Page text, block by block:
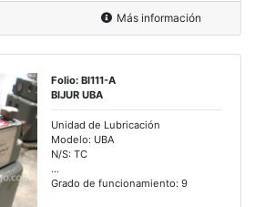
Más información
Folio: BI111-A
BIJUR UBA
Unidad de Lubricación
Modelo: UBA
N/S: TC
...
Grado de funcionamiento: 9